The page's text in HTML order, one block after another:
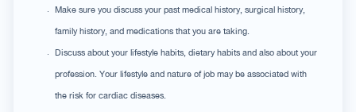
Make sure you discuss your past medical history, surgical history,
family history, and medications that you are taking.
Discuss about your lifestyle habits, dietary habits and also about your
profession. Your lifestyle and nature of job may be associated with
the risk for cardiac diseases.